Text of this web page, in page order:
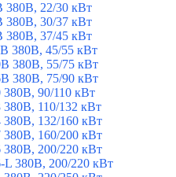
380В, 22/30 кВт
380В, 30/37 кВт
380В, 37/45 кВт
380В, 45/55 кВт
380В, 55/75 кВт
380В, 75/90 кВт
90/110 кВт
110/132 кВт
132/160 кВт
160/200 кВт
200/220 кВт
L 380В, 200/220 кВт